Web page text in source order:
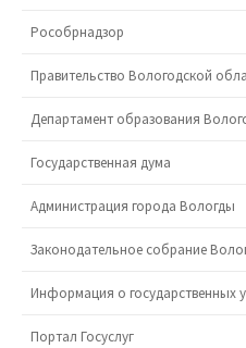
Рособрнадзор
Правительство Вологодской
Департамент образования
Государственная дума
Администрация города Вологды
Законодательное собрание
Информация о государственных
Портал Госуслуг